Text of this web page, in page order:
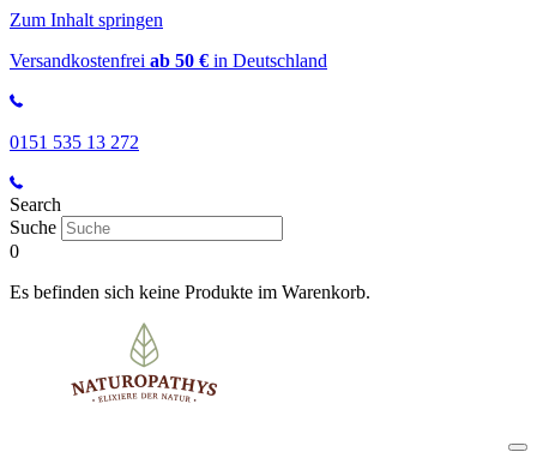
Zum Inhalt springen
Versandkostenfrei ab 50 € in Deutschland
0151 535 13 272
Search
Suche
0
Es befinden sich keine Produkte im Warenkorb.